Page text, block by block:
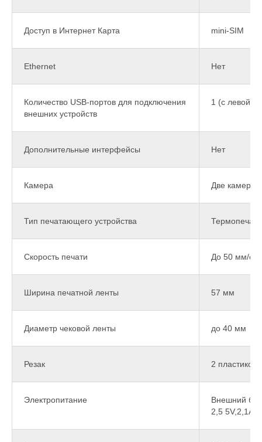
Доступ в Интернет Карта mini-SIM
Ethernet Нет
Количество USB-портов для подключения
внешних устройств
1 (с левой
Дополнительные интерфейсы Нет
Камера Две камеры
Тип печатающего устройства
Скорость печати До 50 мм/с
Ширина печатной ленты 57 мм
Диаметр чековой ленты до 40 мм
Резак 2
Электропитание
Внешний
2,5 5V,2,1A